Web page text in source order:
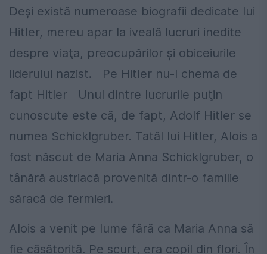
Deşi există numeroase biografii dedicate lui
Hitler, mereu apar la iveală lucruri inedite
despre viaţa, preocupărilor şi obiceiurile
liderului nazist. Pe Hitler nu-l chema de
fapt Hitler Unul dintre lucrurile puţin
cunoscute este că, de fapt, Adolf Hitler se
numea Schicklgruber. Tatăl lui Hitler, Alois a
fost născut de Maria Anna Schicklgruber, o
tânără austriacă provenită dintr-o familie
săracă de fermieri.
Alois a venit pe lume fără ca Maria Anna să
fie căsătorită. Pe scurt, era copil din flori. În